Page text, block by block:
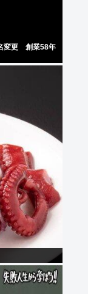
変更 創業58年